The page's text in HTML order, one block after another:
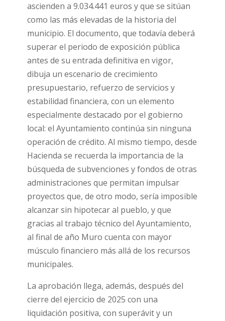
ascienden a 9.034.441 euros y que se sitúan
como las más elevadas de la historia del
municipio. El documento, que todavía deberá
superar el periodo de exposición pública
antes de su entrada definitiva en vigor,
dibuja un escenario de crecimiento
presupuestario, refuerzo de servicios y
estabilidad financiera, con un elemento
especialmente destacado por el gobierno
local: el Ayuntamiento continúa sin ninguna
operación de crédito. Al mismo tiempo, desde
Hacienda se recuerda la importancia de la
búsqueda de subvenciones y fondos de otras
administraciones que permitan impulsar
proyectos que, de otro modo, sería imposible
alcanzar sin hipotecar al pueblo, y que
gracias al trabajo técnico del Ayuntamiento,
al final de año Muro cuenta con mayor
músculo financiero más allá de los recursos
municipales.
La aprobación llega, además, después del
cierre del ejercicio de 2025 con una
liquidación positiva, con superávit y un